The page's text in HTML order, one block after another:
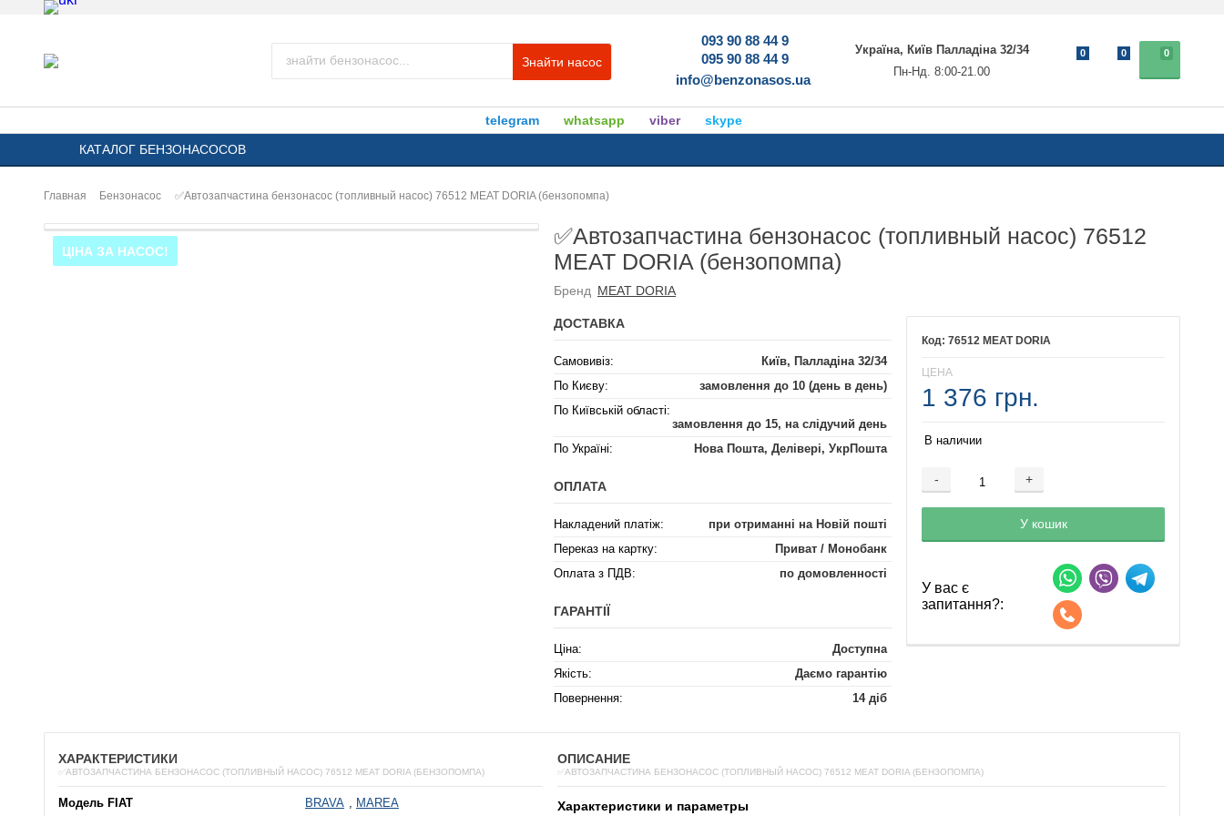
Знайти насос
093 90 88 44 9
095 90 88 44 9
info@benzonasos.ua
Україна, Київ Палладіна 32/34
Пн-Нд. 8:00-21.00
0
0 0
telegram whatsapp viber
skype
КАТАЛОГ БЕНЗОНАСОСОВ
Главная Бензонасос ✅Автозапчастина бензонасос (топливный насос) 76512 MEAT DORIA (бензопомпа)
ЦІНА ЗА НАСОС!
✅Автозапчастина бензонасос (топливный насос) 76512
MEAT DORIA (бензопомпа)
Бренд MEAT DORIA
76512 MEAT DORIA
ЦЕНА
1 376 грн.
В наличии
- +
Добавляется...
У кошик
Добавлен
У вас є
запитання?:
ДОСТАВКА
Самовивіз:
Київ, Палладіна 32/34
По Києву:
замовлення до 10 (день в день)
По Київській області:
замовлення до 15, на слідучий день
По Україні:
Нова Пошта, Делівері, УкрПошта
ОПЛАТА
Накладений платіж:
при отриманні на Новій пошті
Переказ на картку:
Приват / Монобанк
Оплата з ПДВ:
по домовленності
ГАРАНТІЇ
Ціна:
Доступна
Якість:
Даємо гарантію
Повернення:
14 діб
ХАРАКТЕРИСТИКИ
✅АВТОЗАПЧАСТИНА БЕНЗОНАСОС (ТОПЛИВНЫЙ НАСОС) 76512 MEAT DORIA (БЕНЗОПОМПА)
Модель FIAT BRAVA , MAREA
ОПИСАНИЕ
✅АВТОЗАПЧАСТИНА БЕНЗОНАСОС (ТОПЛИВНЫЙ НАСОС) 76512 MEAT DORIA (БЕНЗОПОМПА)
Характеристики и параметры